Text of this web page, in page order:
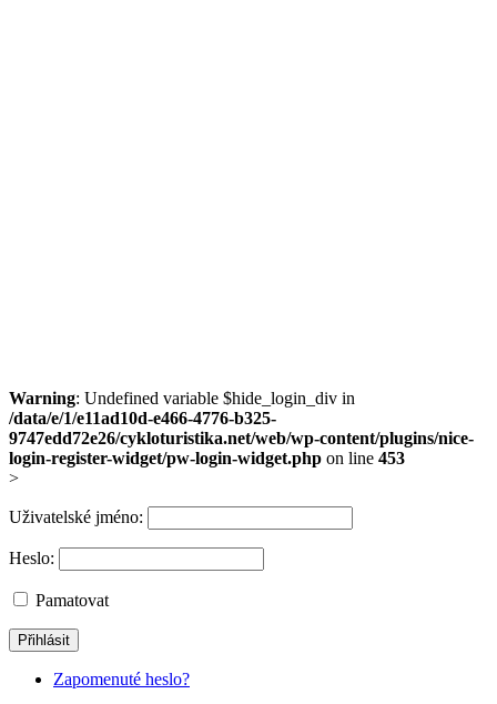
Warning: Undefined variable $hide_login_div in
/data/e/1/e11ad10d-e466-4776-b325-
9747edd72e26/cykloturistika.net/web/wp-content/plugins/nice-
login-register-widget/pw-login-widget.php on line 453
>
Uživatelské jméno:
Heslo:
Pamatovat
Zapomenuté heslo?